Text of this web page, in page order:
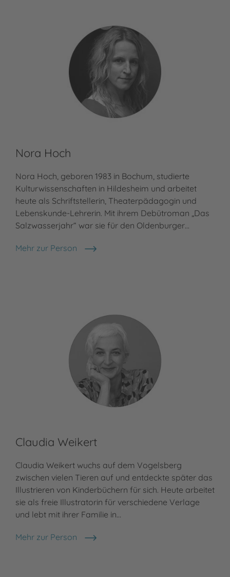
Nora Hoch
Nora Hoch, geboren 1983 in Bochum, studierte
Kulturwissenschaften in Hildesheim und arbeitet
heute als Schriftstellerin, Theaterpädagogin und
Lebenskunde-Lehrerin. Mit ihrem Debütroman „Das
Salzwasserjahr“ war sie für den Oldenburger…
Mehr zur Person
Nora Hoch
Claudia Weikert
Claudia Weikert wuchs auf dem Vogelsberg
zwischen vielen Tieren auf und entdeckte später das
Illustrieren von Kinderbüchern für sich. Heute arbeitet
sie als freie Illustratorin für verschiedene Verlage
und lebt mit ihrer Familie in…
Mehr zur Person
Claudia Weikert